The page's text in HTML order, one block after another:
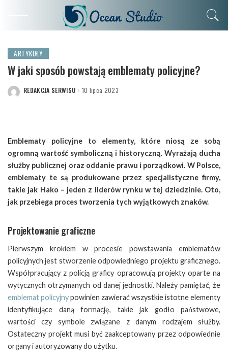
ARTYKUŁY
W jaki sposób powstają emblematy policyjne?
POSTED
REDAKCJA SERWISU 10 lipca 2023
Emblematy policyjne to elementy, które niosą ze sobą
ogromną wartość symboliczną i historyczną. Wyrażają ducha
służby publicznej oraz oddanie prawu i porządkowi. W Polsce,
emblematy te są produkowane przez specjalistyczne firmy,
takie jak Hako – jeden z liderów rynku w tej dziedzinie. Oto,
jak przebiega proces tworzenia tych wyjątkowych znaków.
Projektowanie graficzne
Pierwszym krokiem w procesie powstawania emblematów
policyjnych jest stworzenie odpowiedniego projektu graficznego.
Współpracujący z policją graficy opracowują projekty oparte na
wytycznych otrzymanych od danej jednostki. Należy pamiętać, że
emblemat policyjnypowinien zawierać wszystkie istotne elementy
identyfikujące daną formację, takie jak godło państwowe,
wartości czy symbole związane z danym rodzajem służby.
Ostateczny projekt musi być zaakceptowany przez odpowiednie
organy i autoryzowany do użytku.